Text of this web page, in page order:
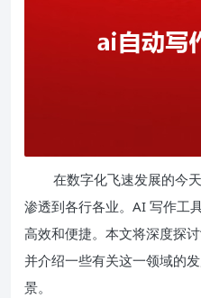
在数字化飞速发展的今
渗透到各行各业。AI 写作工
高效和便捷。本文将深度探
并介绍一些有关这一领域的
景。